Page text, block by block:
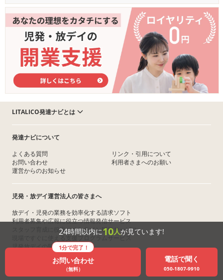
24時間以内に10人が見ています!
1分で完了！
お問い合わせ
（無料）
電話で聞く
050-1807-9910
LITALICO発達ナビとは
発達ナビについて
よくある質問
お問い合わせ
運営からのお知らせ
リンク・引用について
利用者さまへのお願い
児発・放デイ運営法人の皆さまへ
放デイ・児発の業務を効率化する請求ソフト
利用者募集や広報に役立つ情報発信サービス
スタッフ育成に役立つオンライン研修サービス
現場ですぐに使える支援プログラムサービス
児発放デイの開業支援サービス
資金繰りを助ける早期入金サービス
事業譲渡・売買を助けるM&A仲介サービス